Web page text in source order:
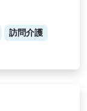
訪問介護